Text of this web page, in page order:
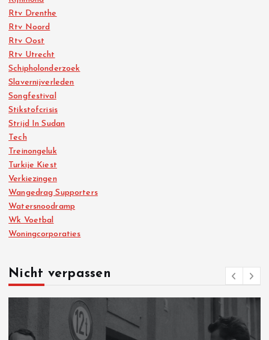
Rtv Drenthe
Rtv Noord
Rtv Oost
Rtv Utrecht
Schipholonderzoek
Slavernijverleden
Songfestival
Stikstofcrisis
Strijd In Sudan
Tech
Treinongeluk
Turkije Kiest
Verkiezingen
Wangedrag Supporters
Watersnoodramp
Wk Voetbal
Woningcorporaties
Nicht verpassen